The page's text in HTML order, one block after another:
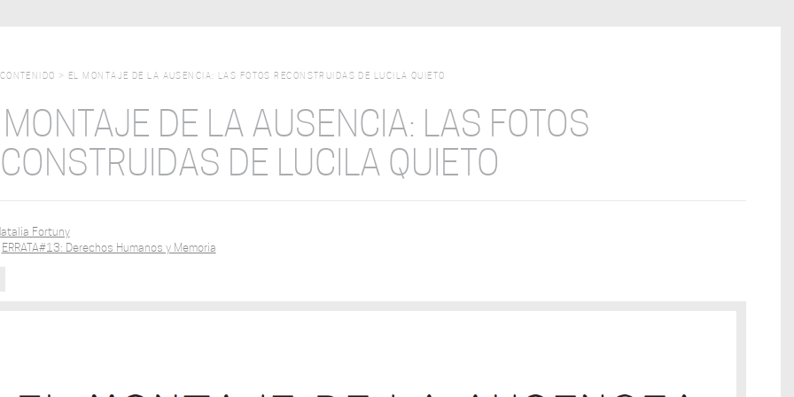
CONTENIDO > EL MONTAJE DE LA AUSENCIA: LAS FOTOS RECONSTRUIDAS DE LUCILA QUIETO
DE LA AUSENCIA: LAS FOTOS
DE LUCILA QUIETO
Fortuny
ERRATA#13: Derechos Humanos y Memoria